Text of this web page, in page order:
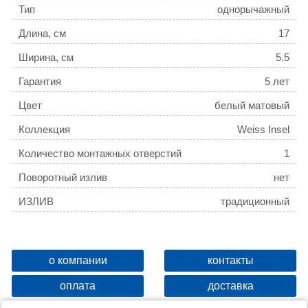
Тип однорычажный
Длина, см 17
Ширина, см 5.5
Гарантия 5 лет
Цвет белый матовый
Коллекция Weiss Insel
Количество монтажных отверстий 1
Поворотный излив нет
ИЗЛИВ традиционный
о компании контакты
оплата доставка